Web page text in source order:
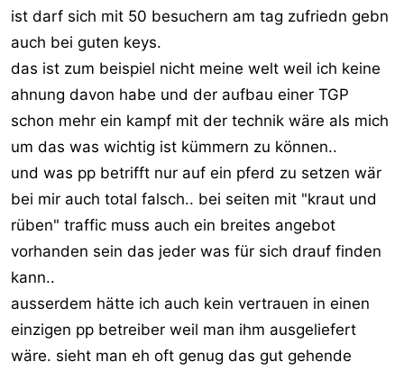
ist darf sich mit 50 besuchern am tag zufriedn gebn
auch bei guten keys.
das ist zum beispiel nicht meine welt weil ich keine
ahnung davon habe und der aufbau einer TGP
schon mehr ein kampf mit der technik wäre als mich
um das was wichtig ist kümmern zu können..
und was pp betrifft nur auf ein pferd zu setzen wär
bei mir auch total falsch.. bei seiten mit "kraut und
rüben" traffic muss auch ein breites angebot
vorhanden sein das jeder was für sich drauf finden
kann..
ausserdem hätte ich auch kein vertrauen in einen
einzigen pp betreiber weil man ihm ausgeliefert
wäre. sieht man eh oft genug das gut gehende